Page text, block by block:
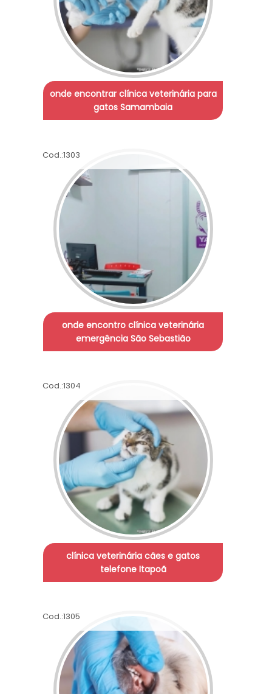
onde encontrar clínica veterinária para
gatos Samambaia
Cod.:1303
onde encontro clínica veterinária
emergência São Sebastião
Cod.:1304
clínica veterinária cães e gatos
telefone Itapoã
Cod.:1305